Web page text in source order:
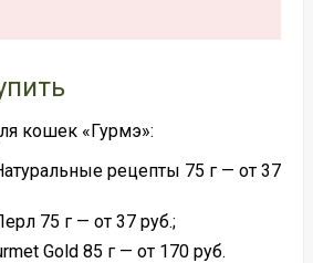
кошек «Гурмэ»:
рецепты 75 г — от 37
75 г — от 37 руб.;
Gold 85 г — от 170 руб.